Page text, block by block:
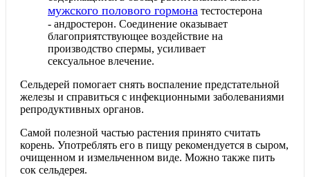
мужского полового гормона тестостерона
- андростерон. Соединение оказывает
благоприятствующее воздействие на
производство спермы, усиливает
сексуальное влечение.
Сельдерей помогает снять воспаление предстательной
железы и справиться с инфекционными заболеваниями
репродуктивных органов.
Самой полезной частью растения принято считать
корень. Употреблять его в пищу рекомендуется в сыром,
очищенном и измельченном виде. Можно также пить
сок сельдерея.